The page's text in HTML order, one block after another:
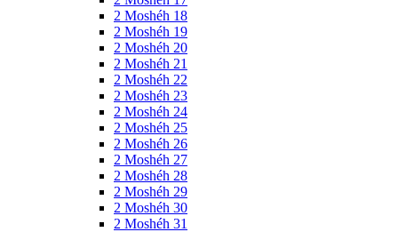
2 Moshéh 18
2 Moshéh 19
2 Moshéh 20
2 Moshéh 21
2 Moshéh 22
2 Moshéh 23
2 Moshéh 24
2 Moshéh 25
2 Moshéh 26
2 Moshéh 27
2 Moshéh 28
2 Moshéh 29
2 Moshéh 30
2 Moshéh 31